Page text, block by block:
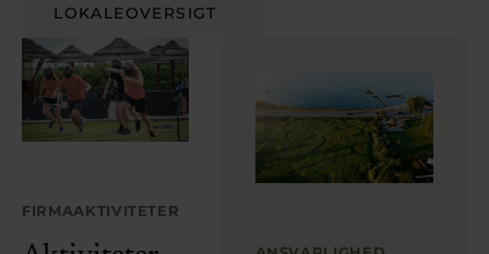
LOKALEOVERSIGT
FIRMAAKTIVITETER